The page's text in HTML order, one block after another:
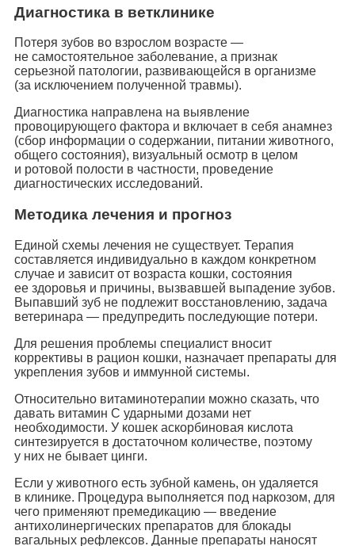
Диагностика в ветклинике
Потеря зубов во взрослом возрасте —
не самостоятельное заболевание, а признак
серьезной патологии, развивающейся в организме
(за исключением полученной травмы).
Диагностика направлена на выявление
провоцирующего фактора и включает в себя анамнез
(сбор информации о содержании, питании животного,
общего состояния), визуальный осмотр в целом
и ротовой полости в частности, проведение
диагностических исследований.
Методика лечения и прогноз
Единой схемы лечения не существует. Терапия
составляется индивидуально в каждом конкретном
случае и зависит от возраста кошки, состояния
ее здоровья и причины, вызвавшей выпадение зубов.
Выпавший зуб не подлежит восстановлению, задача
ветеринара — предупредить последующие потери.
Для решения проблемы специалист вносит
коррективы в рацион кошки, назначает препараты для
укрепления зубов и иммунной системы.
Относительно витаминотерапии можно сказать, что
давать витамин С ударными дозами нет
необходимости. У кошек аскорбиновая кислота
синтезируется в достаточном количестве, поэтому
у них не бывает цинги.
Если у животного есть зубной камень, он удаляется
в клинике. Процедура выполняется под наркозом, для
чего применяют премедикацию — введение
антихолинергических препаратов для блокады
вагальных рефлексов. Данные препараты наносят